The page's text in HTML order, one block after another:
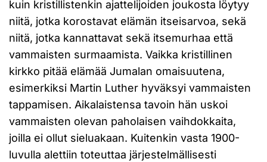
kuin kristillistenkin ajattelijoiden joukosta löytyy
niitä, jotka korostavat elämän itseisarvoa, sekä
niitä, jotka kannattavat sekä itsemurhaa että
vammaisten surmaamista. Vaikka kristillinen
kirkko pitää elämää Jumalan omaisuutena,
esimerkiksi Martin Luther hyväksyi vammaisten
tappamisen. Aikalaistensa tavoin hän uskoi
vammaisten olevan paholaisen vaihdokkaita,
joilla ei ollut sieluakaan. Kuitenkin vasta 1900-
luvulla alettiin toteuttaa järjestelmällisesti